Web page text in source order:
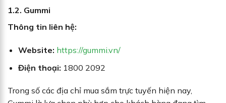
1.2. Gummi
Thông tin liên hệ:
Website: https://gummi.vn/
Điện thoại: 1800 2092
Trong số các địa chỉ mua sắm trực tuyến hiện nay,